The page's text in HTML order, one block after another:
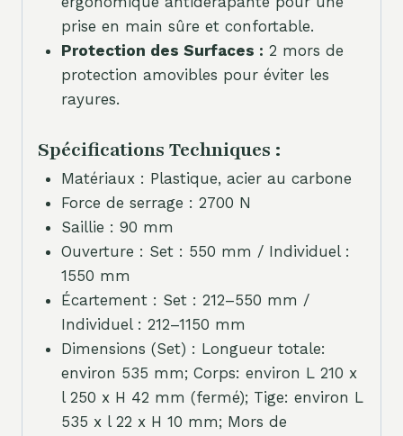
prise en main sûre et confortable.
Protection des Surfaces : 2 mors de
protection amovibles pour éviter les
rayures.
Spécifications Techniques :
Matériaux : Plastique, acier au carbone
Force de serrage : 2700 N
Saillie : 90 mm
Ouverture : Set : 550 mm / Individuel :
1550 mm
Écartement : Set : 212–550 mm /
Individuel : 212–1150 mm
Dimensions (Set) : Longueur totale:
environ 535 mm; Corps: environ L 210 x
l 250 x H 42 mm (fermé); Tige: environ L
535 x l 22 x H 10 mm; Mors de